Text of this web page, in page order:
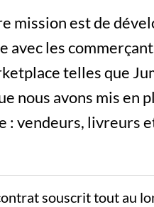
mission est de
avec les
telles que
nous avons mis en
: vendeurs, livreurs
souscrit tout au